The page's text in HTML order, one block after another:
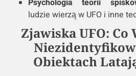
Psychologia teorii
ludzie wierzą w UFO i inne
Zjawiska UFO: Co
Obiektach